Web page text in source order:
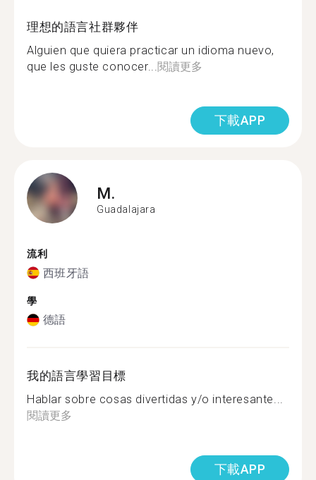
理想的語言社群夥伴
Alguien que quiera practicar un idioma nuevo,
que les guste conocer...閱讀更多
下載APP
M.
Guadalajara
流利
西班牙語
學
德語
我的語言學習目標
Hablar sobre cosas divertidas y/o interesante...
閱讀更多
下載APP